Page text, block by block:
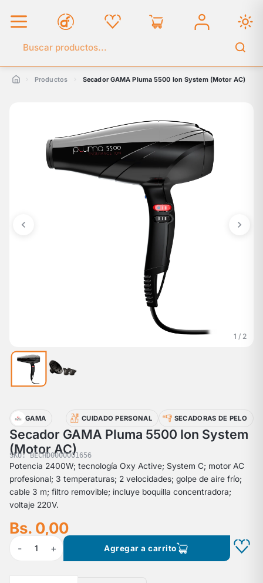
Buscar en el catálogo
Productos Secador GAMA Pluma 5500 Ion System (Motor AC)
1 / 2
GAMA CUIDADO PERSONAL SECADORAS DE PELO
Secador GAMA Pluma 5500 Ion System
(Motor AC)
SKU: BECHD0000001656
Potencia 2400W; tecnología Oxy Active; System C; motor AC
profesional; 3 temperaturas; 2 velocidades; golpe de aire frío;
cable 3 m; filtro removible; incluye boquilla concentradora;
voltaje 220V.
Bs. 0,00
- 1 + Agregar a carrito